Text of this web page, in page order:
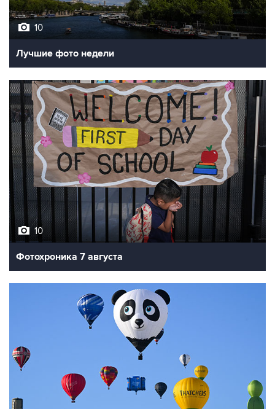
10
Лучшие фото недели
10
Фотохроника 7 августа